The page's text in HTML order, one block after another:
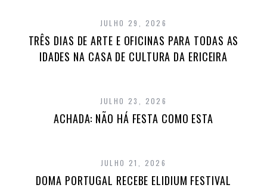
JULHO 29, 2026
TRÊS DIAS DE ARTE E OFICINAS PARA TODAS AS
IDADES NA CASA DE CULTURA DA ERICEIRA
JULHO 23, 2026
ACHADA: NÃO HÁ FESTA COMO ESTA
JULHO 21, 2026
DOMA PORTUGAL RECEBE ELIDIUM FESTIVAL